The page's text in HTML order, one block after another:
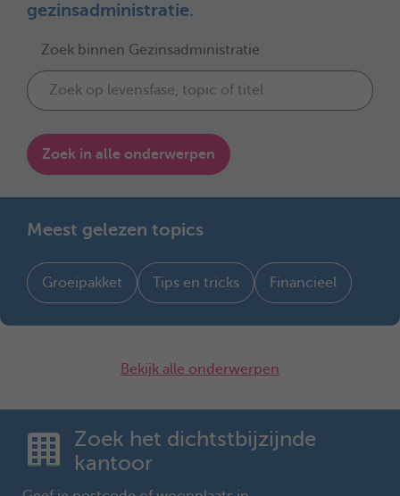
gezinsadministratie.
Zoek binnen Gezinsadministratie
Zoek in alle onderwerpen
Meest gelezen topics
Groeipakket Tips en tricks Financieel
Bekijk alle onderwerpen
Zoek het dichtstbijzijnde
kantoor